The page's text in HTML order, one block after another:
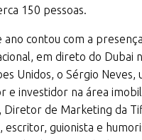
150 pessoas.
ano contou com a
em direto do Dubai
Unidos, o Sérgio Neves,
e investidor na área
Diretor de Marketing da
escritor, guionista e